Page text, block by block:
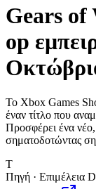
Gears
op
Το Xbox Games
έναν τίτλο που
Προσφέρει ένα νέο,
σηματοδοτώντας
T
Πηγή · Επιμέλεια